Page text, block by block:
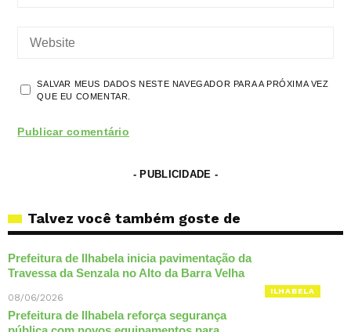
SALVAR MEUS DADOS NESTE NAVEGADOR PARA A PRÓXIMA VEZ
QUE EU COMENTAR.
- PUBLICIDADE -
Talvez você também goste de
ILHABELA
Prefeitura de Ilhabela inicia pavimentação da
Travessa da Senzala no Alto da Barra Velha
08/06/2026
Prefeitura de Ilhabela reforça segurança